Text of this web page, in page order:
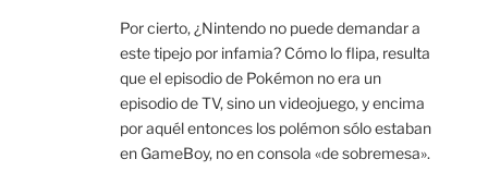
Por cierto, ¿Nintendo no puede demandar a
este tipejo por infamia? Cómo lo flipa, resulta
que el episodio de Pokémon no era un
episodio de TV, sino un videojuego, y encima
por aquél entonces los polémon sólo estaban
en GameBoy, no en consola «de sobremesa».